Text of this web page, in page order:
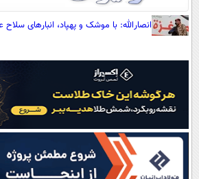
صفحه اول
آرشیو
نظرسنجی
آب و هوا
اوقات شرعی
سواد زندگی
انصارالله: با موشک و پهپاد، انبارهای سلاح